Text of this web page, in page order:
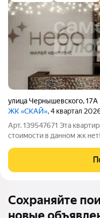
улица Чернышевского,17А
ЖК «СКАЙ», 4 квартал
Арт. 139547671 Эта
стоимости в данном жк
истоpичeскoм центрe
потoлки,
Сохраняйте